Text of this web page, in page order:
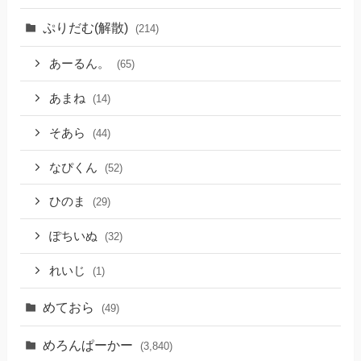
ぷりだむ(解散) (214)
あーるん。 (65)
あまね (14)
そあら (44)
なぴくん (52)
ひのま (29)
ぽちいぬ (32)
れいじ (1)
めておら (49)
めろんぱーかー (3,840)